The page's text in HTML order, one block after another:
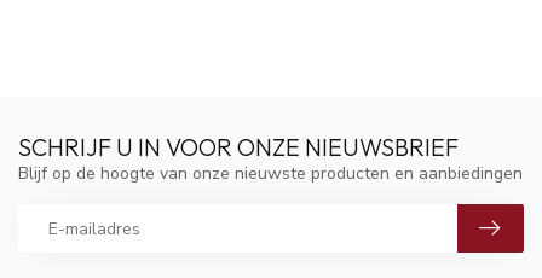
SCHRIJF U IN VOOR ONZE NIEUWSBRIEF
Blijf op de hoogte van onze nieuwste producten en aanbiedingen